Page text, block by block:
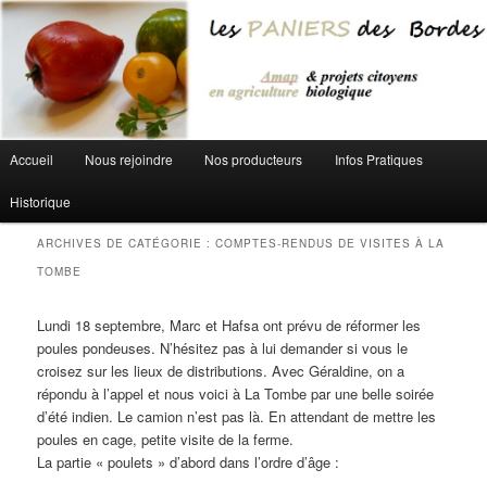
Aller au contenu principal
Aller au contenu secondaire
Accueil Nous rejoindre Nos producteurs Infos Pratiques
Historique
ARCHIVES DE CATÉGORIE :COMPTES-RENDUS DE VISITES À LA
TOMBE
Lundi 18 septembre, Marc et Hafsa ont prévu de réformer les
poules pondeuses. N’hésitez pas à lui demander si vous le
croisez sur les lieux de distributions. Avec Géraldine, on a
répondu à l’appel et nous voici à La Tombe par une belle soirée
d’été indien. Le camion n’est pas là. En attendant de mettre les
poules en cage, petite visite de la ferme.
La partie « poulets » d’abord dans l’ordre d’âge :